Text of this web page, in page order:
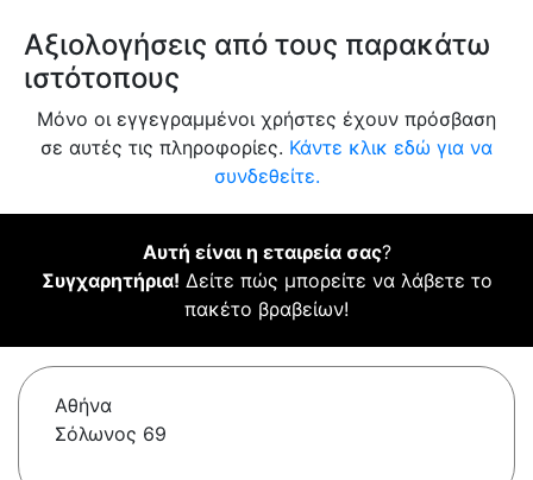
Αξιολογήσεις από τους παρακάτω
ιστότοπους
Μόνο οι εγγεγραμμένοι χρήστες έχουν πρόσβαση
σε αυτές τις πληροφορίες. Κάντε κλικ εδώ για να
συνδεθείτε.
Αυτή είναι η εταιρεία σας?
Συγχαρητήρια! Δείτε πώς μπορείτε να λάβετε το
πακέτο βραβείων!
Αθήνα
Σόλωνος 69